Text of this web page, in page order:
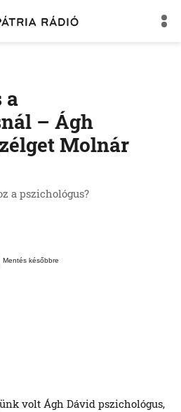
a
– Ágh
Molnár
a pszichológus?
Mentés későbbre